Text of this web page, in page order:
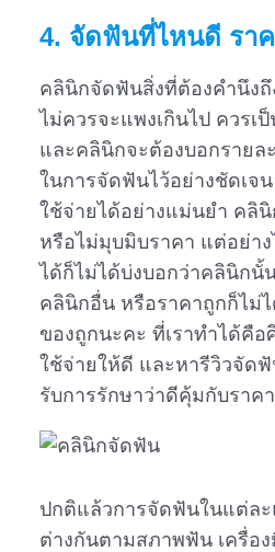
4. จัดฟันที่ไหนดี รา
คลินิกจัดฟันสิ่งที่ต้องคำนึงถึ
ไม่ควรจะแพงเกินไป ควรเ
และคลินิกจะต้องบอกรายล
ในการจัดฟันไว้อย่างชัดเจ
ใช้จ่ายได้อย่างแม่นยำ คลิ
หรือไม่มุบมิบราคา แต่อย่า
ได้ก็ไม่ได้บ่งบอกว่าคลินิกนั้
คลินิกอื่น หรือราคาถูกก็ไม่
ของถูกนะคะ ที่เราทำได้คือ
ใช้จ่ายให้ดี และหารีวิวจัด
รับการรักษาว่าดีคุ้มกับราค
ปกติแล้วการจัดฟันในแต่ล
ต่างกันตามสภาพฟัน เครื่อ